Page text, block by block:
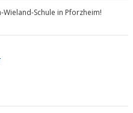
Schule in Pforzheim!